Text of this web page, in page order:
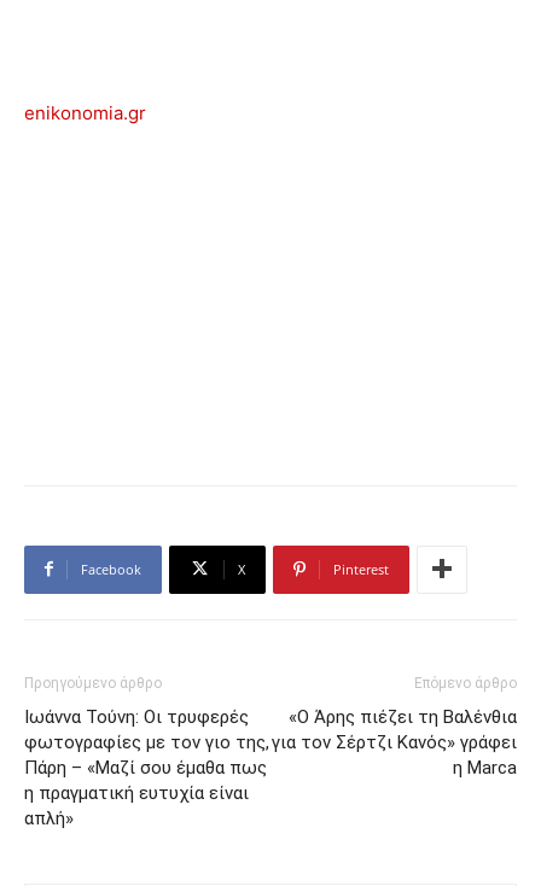
enikonomia.gr
Facebook X Pinterest
Προηγούμενο άρθρο
Ιωάννα Τούνη: Οι τρυφερές
φωτογραφίες με τον γιο της,
Πάρη – «Μαζί σου έμαθα πως
η πραγματική ευτυχία είναι
απλή»
Επόμενο άρθρο
«Ο Άρης πιέζει τη Βαλένθια
για τον Σέρτζι Κανός» γράφει
η Marca